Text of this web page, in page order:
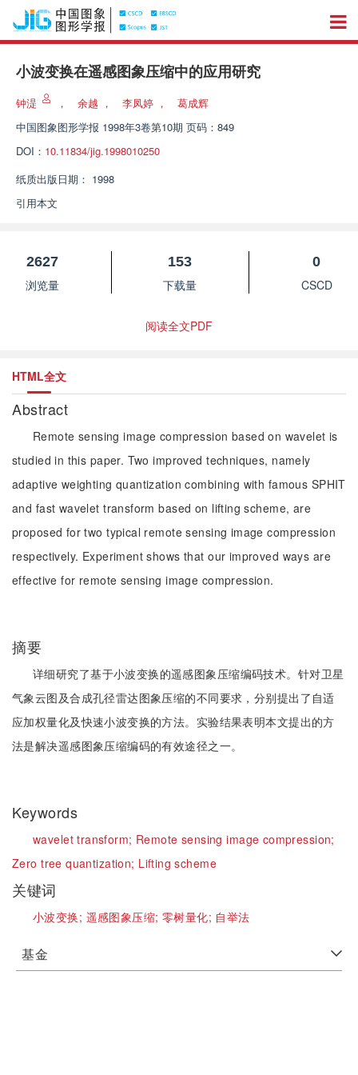
小波变换在遥感图象压缩中的应用研究
钟湜 ， 余越 ， 李凤婷 ，
葛成辉
中国图象图形学报 1998年3卷第10期 页码：849
DOI： 10.11834/jig.1998010250
纸质出版日期： 1998
引用本文
2627
浏览量
153
下载量
0
CSCD
阅读全文PDF
HTML全文
Abstract
Remote sensing image compression based on wavelet is
studied in this paper. Two improved techniques, namely
adaptive weighting quantization combining with famous SPHIT
and fast wavelet transform based on lifting scheme, are
proposed for two typical remote sensing image compression
respectively. Experiment shows that our improved ways are
effective for remote sensing image compression.
摘要
详细研究了基于小波变换的遥感图象压缩编码技术。针对卫星
气象云图及合成孔径雷达图象压缩的不同要求，分别提出了自适
应加权量化及快速小波变换的方法。实验结果表明本文提出的方
法是解决遥感图象压缩编码的有效途径之一。
Keywords
wavelet transform; Remote sensing image compression;
Zero tree quantization; Lifting scheme
关键词
小波变换; 遥感图象压缩; 零树量化; 自举法
基金